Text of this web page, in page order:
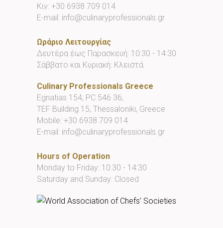
Κιν: +30 6938 709 014
E-mail: info@culinaryprofessionals.gr
Ωράριο Λειτουργίας
Δευτέρα έως Παρασκευή: 10:30 - 14:30
Σάββατο και Κυριακή: Κλειστά
Culinary Professionals Greece
Egnatias 154, PC 546 36,
TEF Building 15, Thessaloniki, Greece
Mobile: +30 6938 709 014
E-mail: info@culinaryprofessionals.gr
Hours of Operation
Monday to Friday: 10:30 - 14:30
Saturday and Sunday: Closed